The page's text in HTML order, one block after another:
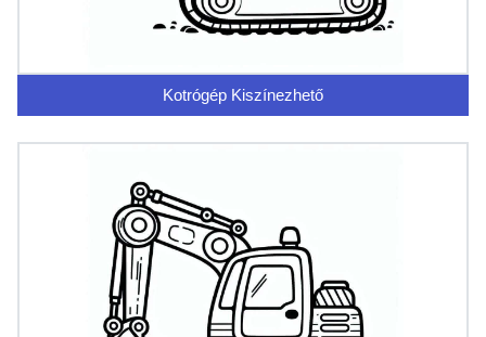
Kotrógép Kiszínezhető